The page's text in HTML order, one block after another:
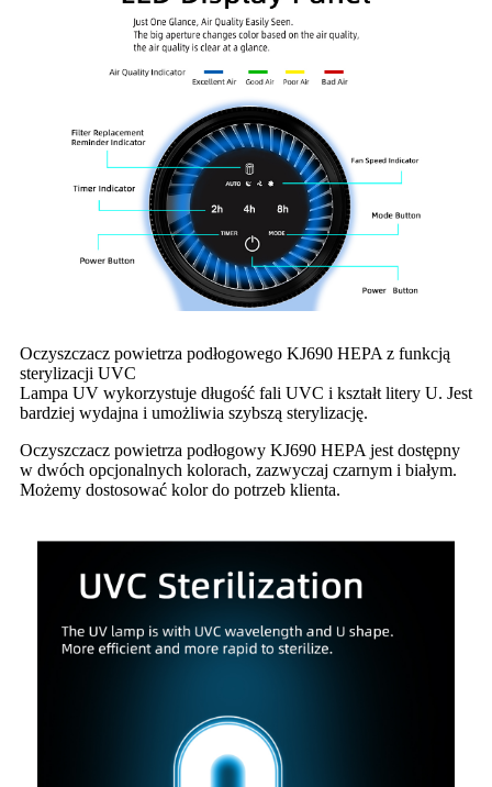
Oczyszczacz powietrza podłogowego KJ690 HEPA z funkcją
sterylizacji UVC
Lampa UV wykorzystuje długość fali UVC i kształt litery U. Jest
bardziej wydajna i umożliwia szybszą sterylizację.
Oczyszczacz powietrza podłogowy KJ690 HEPA jest dostępny
w dwóch opcjonalnych kolorach, zazwyczaj czarnym i białym.
Możemy dostosować kolor do potrzeb klienta.